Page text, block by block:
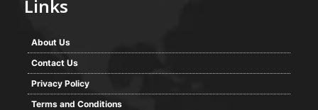
Links
About Us
Contact Us
Privacy Policy
Terms and Conditions